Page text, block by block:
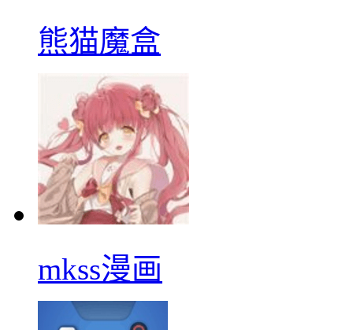
熊猫魔盒
mkss漫画